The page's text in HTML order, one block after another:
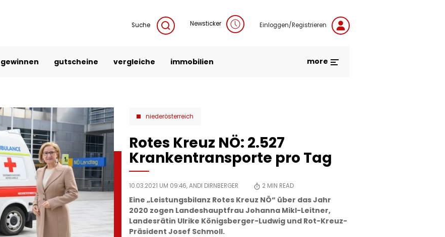
Suche Newsticker Einloggen/Registrieren
gewinnen gutscheine vergleiche immobilien more
niederösterreich
Rotes Kreuz NÖ: 2.527
Krankentransporte pro Tag
10.03.2021 UM 09:46,ANDI DIRNBERGER 2 MIN READ
Eine „Leistungsbilanz Rotes Kreuz NÖ“ über das Jahr
2020 zogen Landeshauptfrau Johanna Mikl-Leitner,
Landesrätin Ulrike Königsberger-Ludwig und Rot-Kreuz-
Präsident Josef Schmoll.